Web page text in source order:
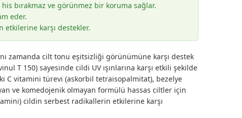
bırakmaz ve görünmez bir koruma sağlar.
eder.
karşı destekler.
zamanda cilt tonu eşitsizliği görünümüne karşı destek
T 150) sayesinde cildi UV ışınlarına karşı etkili şekilde
C vitamini türevi (askorbil tetraisopalmitat), bezelye
ve komedojenik olmayan formülü hassas ciltler için
cildin serbest radikallerin etkilerine karşı